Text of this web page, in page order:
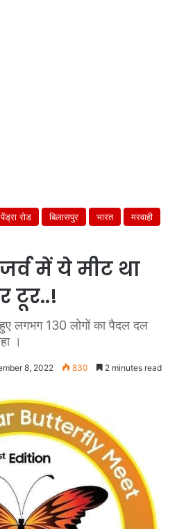
पेंड्रा रोड बिलासपुर भारत
मरवाही
में ये मीट था
टूर..!
हुए लगभग 130 लोगों का पैदल दल
।
8, 2022 830 2 minutes read